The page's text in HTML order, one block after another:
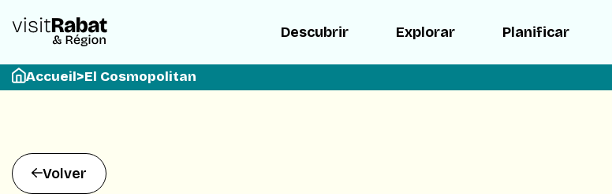
Descubrir Explorar Planificar
Accueil>El Cosmopolitan
Volver